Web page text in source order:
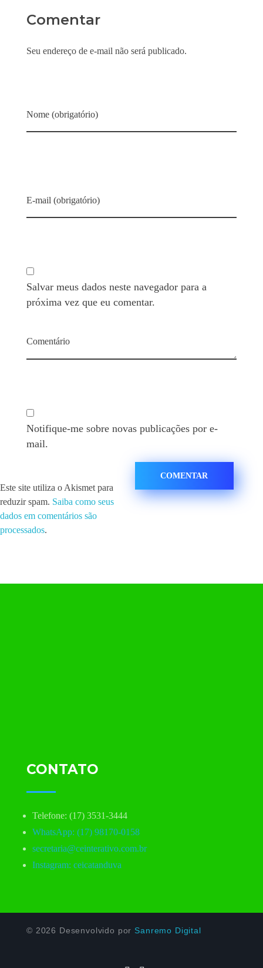
Comentar
Seu endereço de e-mail não será publicado.
Nome (obrigatório)
E-mail (obrigatório)
Salvar meus dados neste navegador para a
próxima vez que eu comentar.
Comentário
Notifique-me sobre novas publicações por e-
mail.
Este site utiliza o Akismet para
reduzir spam. Saiba como seus
dados em comentários são
processados.
CONTATO
Telefone: (17) 3531-3444
WhatsApp: (17) 98170-0158
secretaria@ceinterativo.com.br
Instagram: ceicatanduva
© 2026 Desenvolvido por Sanremo Digital